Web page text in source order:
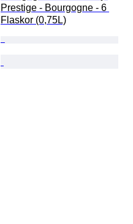
Prestige - Bourgogne - 6
Flaskor (0,75L)